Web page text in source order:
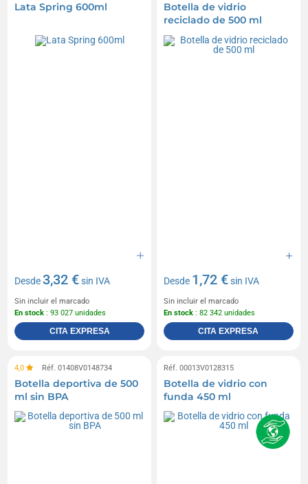
Lata Spring 600ml
Desde3,32 €sin IVA
Sin incluir el marcado
En stock : 93 027 unidades
CITA EXPRESA
Botella de vidrio
reciclado de 500 ml
Desde 1,72 €sin IVA
Sin incluir el marcado
En stock : 82 342 unidades
CITA EXPRESA
4,0 Réf. 01408V0148734
Botella deportiva de 500
ml sin BPA
Réf. 00013V0128315
Botella de vidrio con
funda 450 ml